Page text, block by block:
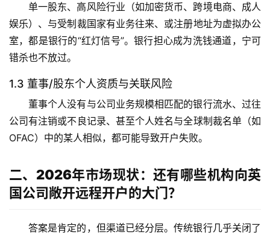
单一股东、高风险行业（如加密货币、跨境电商、成人
娱乐）、与受制裁国家有业务往来、或注册地址为虚拟办公
室，都是银行的“红灯信号”。银行担心成为洗钱通道，宁可
错杀也不放过。
1.3 董事/股东个人资质与关联风险
董事个人没有与公司业务规模相匹配的银行流水、过往
公司有注销或不良记录、甚至个人姓名与全球制裁名单（如
OFAC）中的某人相似，都可能导致开户失败。
二、2026年市场现状：还有哪些机构向英
国公司敞开远程开户的大门？
答案是肯定的，但渠道已经分层。传统银行几乎关闭了